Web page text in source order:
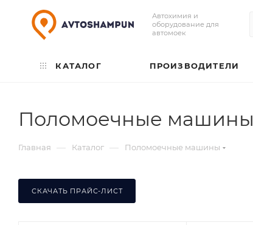
Автохимия и
оборудование для
автомоек
КАТАЛОГ ПРОИЗВОДИТЕЛИ
Поломоечные машины
Главная — Каталог — Поломоечные машины
СКАЧАТЬ ПРАЙС-ЛИСТ